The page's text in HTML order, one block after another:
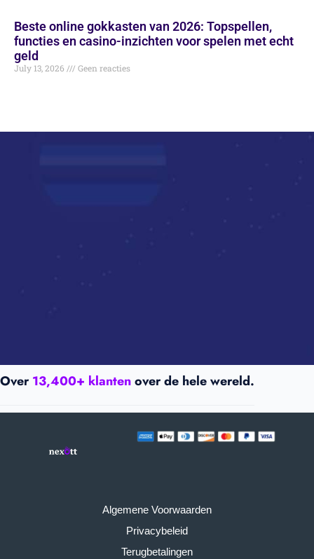
Beste online gokkasten van 2026: Topspellen,
functies en casino-inzichten voor spelen met echt
geld
July 13, 2026 Geen reacties
Over13,400+ klantenover de hele wereld.
Algemene Voorwaarden
Privacybeleid
Terugbetalingen